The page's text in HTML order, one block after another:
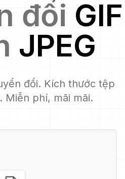
đổi GIF
JPEG
đổi. Kích thước tệp
. Miễn phí, mãi mãi.